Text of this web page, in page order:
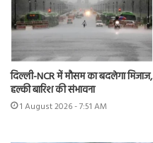
दिल्ली-NCR में मौसम का बदलेगा मिजाज,
हल्की बारिश की संभावना
1 August 2026 - 7:51 AM